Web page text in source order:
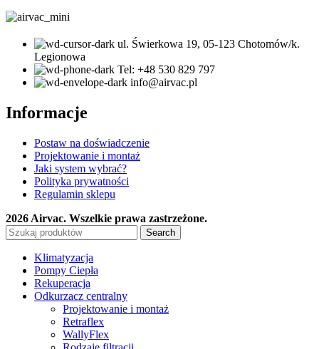
ul. Świerkowa 19, 05-123 Chotomów/k.
Legionowa
Tel: +48 530 829 797
info@airvac.pl
Informacje
Postaw na doświadczenie
Projektowanie i montaż
Jaki system wybrać?
Polityka prywatności
Regulamin sklepu
2026 Airvac. Wszelkie prawa zastrzeżone.
Search
Klimatyzacja
Pompy Ciepła
Rekuperacja
Odkurzacz centralny
Projektowanie i montaż
Retraflex
WallyFlex